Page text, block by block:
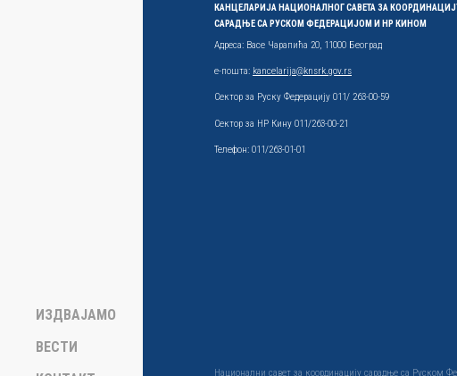
ИЗДВАЈАМО
ВЕСТИ
КАНЦЕЛАРИЈА НАЦИОНАЛНОГ САВЕТА ЗА
САРАДЊЕ СА РУСКОМ ФЕДЕРАЦИЈОМ И НР КИНОМ
Адреса: Васе Чарапића 20, 11000 Београд
е-пошта: kancelarija@knsrk.gov.rs
Сектор за Руску Федерацију 011/ 263-00-59
Сектор за НР Кину 011/263-00-21
Телефон: 011/263-01-01
Национални савет за координацију сарадње са Руском